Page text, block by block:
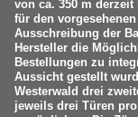
von ca. 350 m
für den
Ausschreibung der
Hersteller die
Bestellungen zu
Aussicht gestellt
Westerwald drei
jeweils drei Türen